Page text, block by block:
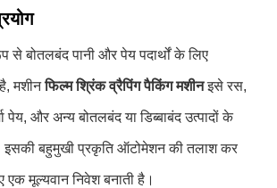
से बोतलबंद पानी और पेय पदार्थों के लिए
है, मशीनफिल्म श्रिंक व्रैपिंग पैकिंग मशीनइसे रस,
पेय, और अन्य बोतलबंद या डिब्बाबंद उत्पादों के
इसकी बहुमुखी प्रकृति ऑटोमेशन की तलाश कर
एक मूल्यवान निवेश बनाती है।